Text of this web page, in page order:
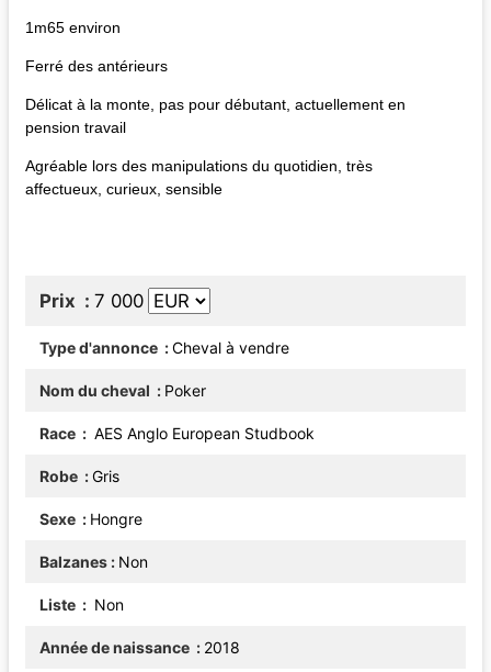
1m65 environ
Ferré des antérieurs
Délicat à la monte, pas pour débutant, actuellement en
pension travail
Agréable lors des manipulations du quotidien, très
affectueux, curieux, sensible
Prix 7 000
Type d'annonce Cheval à vendre
Nom du cheval Poker
Race AES Anglo European Studbook
Robe Gris
Sexe Hongre
Balzanes Non
Liste Non
Année de naissance 2018